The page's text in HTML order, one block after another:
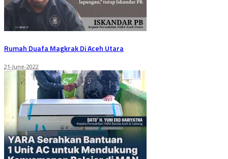
Rumah Duafa Magkrak Di Aceh Utara
21-June-2022